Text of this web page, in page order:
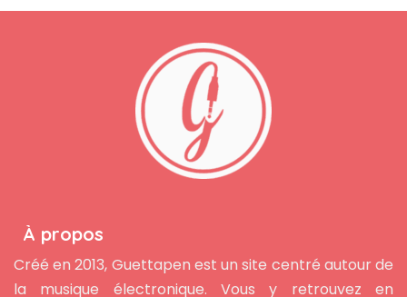
À propos
Créé en 2013, Guettapen est un site centré autour de
la musique électronique. Vous y retrouvez en